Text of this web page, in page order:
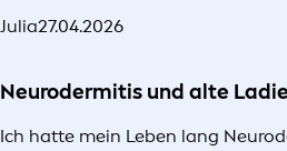
Julia27.04.2026
Neurodermitis und alte
Ich hatte mein Leben lang